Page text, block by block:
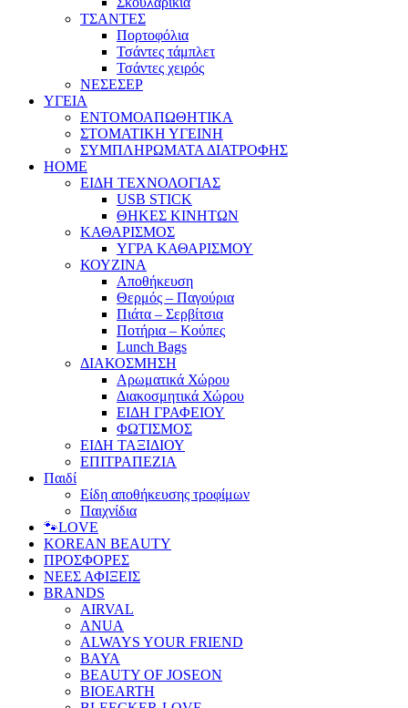
ΤΣΑΝΤΕΣ
Πορτοφόλια
Τσάντες τάμπλετ
Τσάντες χειρός
ΝΕΣΕΣΕΡ
ΥΓΕΙΑ
ΕΝΤΟΜΟΑΠΩΘΗΤΙΚΑ
ΣΤΟΜΑΤΙΚΗ ΥΓΕΙΝΗ
ΣΥΜΠΛΗΡΩΜΑΤΑ ΔΙΑΤΡΟΦΗΣ
HOME
ΕΙΔΗ ΤΕΧΝΟΛΟΓΙΑΣ
USB STICK
ΘΗΚΕΣ ΚΙΝΗΤΩΝ
ΚΑΘΑΡΙΣΜΟΣ
ΥΓΡΑ ΚΑΘΑΡΙΣΜΟΥ
ΚΟΥΖΙΝΑ
Αποθήκευση
Θερμός – Παγούρια
Πιάτα – Σερβίτσια
Ποτήρια – Κούπες
Lunch Bags
ΔΙΑΚΟΣΜΗΣΗ
Αρωματικά Χώρου
Διακοσμητικά Χώρου
ΕΙΔΗ ΓΡΑΦΕΙΟΥ
ΦΩΤΙΣΜΟΣ
ΕΙΔΗ ΤΑΞΙΔΙΟΥ
ΕΠΙΤΡΑΠΕΖΙΑ
Παιδί
Είδη αποθήκευσης τροφίμων
Παιχνίδια
🐾LOVE
KOREAN BEAUTY
ΠΡΟΣΦΟΡΕΣ
ΝΕΕΣ ΑΦΙΞΕΙΣ
BRANDS
AIRVAL
ANUA
ALWAYS YOUR FRIEND
BAYA
BEAUTY OF JOSEON
BIOEARTH